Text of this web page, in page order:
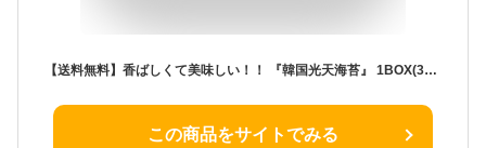
【送料無料】香ばしくて美味しい！！ 『韓国光天海苔』 1BOX(3P×24袋) / のり 韓国海苔 ご飯 韓国海苔 味付け 一番人気 うまい おすすめ お弁当 おやつ おかず おいしい 食物繊維 本場 人気
この商品をサイトでみる